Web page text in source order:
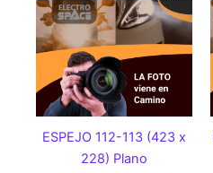
ESPEJO 112-113 (423 x
228) Plano